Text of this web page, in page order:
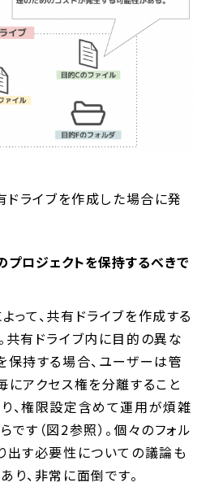
ライブを作成した場合に発
ロジェクトを保持するべきで
って、共有ドライブを作成する
共有ドライブ内に目的の異な
保持する場合、ユーザーは管
にアクセス権を分離すること
、権限設定含めて運用が煩雑
す（図2参照）。個々のフォル
出す必要性についての議論も
、非常に面倒です。